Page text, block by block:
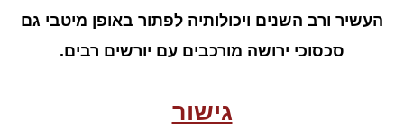
העשיר ורב השנים ויכולותיה לפתור באופן מיטבי גם
סכסוכי ירושה מורכבים עם יורשים רבים.
גישור